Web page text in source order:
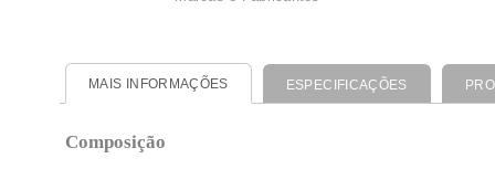
MAIS INFORMAÇÕES ESPECIFICAÇÕES
Composição